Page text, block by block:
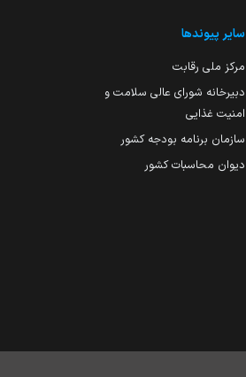
سایر پیوندها
مرکز ملی رقابت
دبیرخانه شورای عالی سلامت و
امنیت غذایی
سازمان برنامه بودجه کشور
دیوان محاسبات کشور